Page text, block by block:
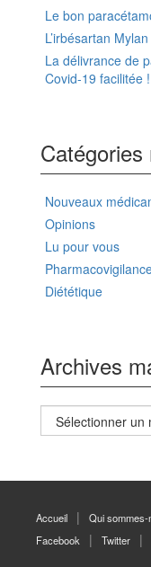
Le bon
L’irbésartan
La délivrance de
Covid-19 facilitée
Nouveaux
Opinions
Lu pour vous
Diététique
Archives
Archives
magazine
Accueil Qui sommes-
Facebook
Twitter